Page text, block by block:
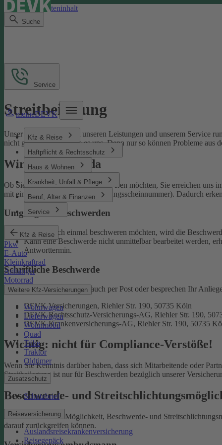
Direkt zum Seiteninhalt
Suche
meineDEVK
Kfz & Reise
Haftpflicht & Rechtsschutz
Haus & Wohnen
Krankheit, Unfall & Pflege
Beruf, Alter & Finanzen
Service
Kfz & Reise
Pkw
E-Auto
Kleinkraftrad
Anhänger
Motorrad
Weitere Kfz-Versicherungen
Wohnwagen
Lieferwagen
Wohnmobil
Quad
Trike
Traktor
Oldtimer
Zusatzschutz
Schutzbrief
Reiseversicherung
Auslandsreisekrankenversicherung
Reisegepäck
Service
Streitbeilegung
Unser Ziel ist es, Sie mit unseren Leistungen und unserem Service
nicht gelingen, sagen Sie es uns. Denn nur so können Probleme aus
Wir sind für Sie da
Ob Sie uns loben oder sich beschweren möchten, Sie erreichen uns
mit einer Schaden- oder Versicherungsscheinnummer). Dadurch
Umgang mit Beschwerden
Falls Sie sich einmal beschweren möchten, wird die
Kann eine Beschwerde nicht unmittelbar bearbeitet werden,
Antworttermin.
Schriftliche Beschwerde
Natürlich erreichen Sie uns auch per Post oder besprechen Ihr
DEVK Versicherungen, Riehler Str. 190, 50735 Köln
DEVK Rechtsschutz-Versicherungs-AG, Riehler Str. 190,
DEVK Krankenversicherungs-AG, Riehler Str. 190, 50735
Wichtig: nicht für Compliance-Verstöße!
Wenn Sie Kenntnis darüber haben, dass sich Mitarbeitende oder
Streitbeilegung ist nur für Beschwerden bezüglich unserer
Beschwerde- und
Sie haben auch die Möglichkeit, Beschwerde- und
darauf zurückgreifen können.